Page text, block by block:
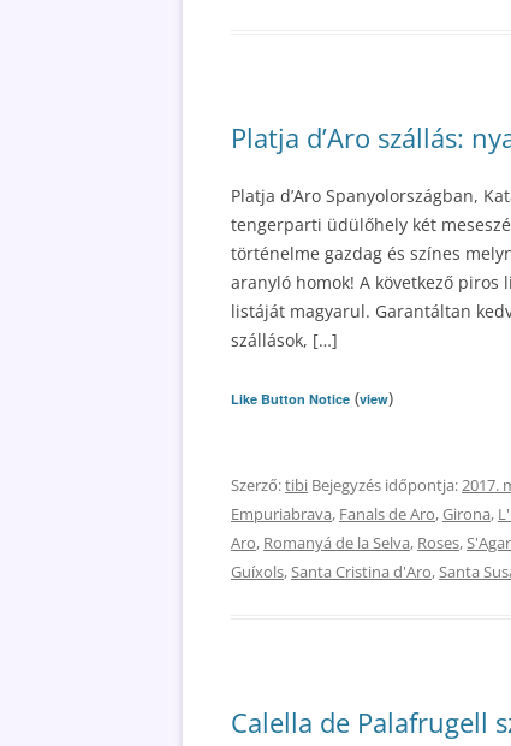
Platja d’Aro szállás:
Platja d’Aro Spanyolországban,
tengerparti üdülőhely két
történelme gazdag és színes
aranyló homok! A következő
listáját magyarul. Garantáltan
szállások, […]
Like Button Notice (view)
Szerző:tibi Bejegyzés időpontja:2017.
Empuriabrava, Fanals de Aro,Girona,
Aro, Romanyá de la Selva, Roses,
Guíxols,Santa Cristina d'Aro,Santa
Calella de Palafrugell